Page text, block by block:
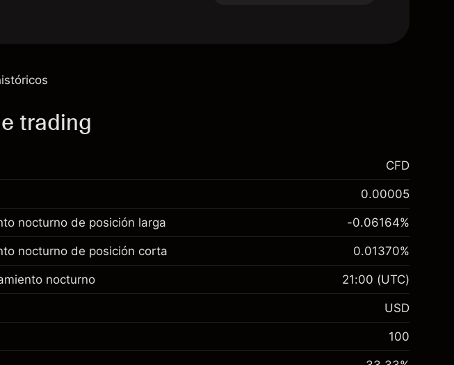
trading
está disponible para
sobre:
CFD
0.00005
nocturno de posición larga -0.06164%
nocturno de posición corta 0.01370%
nocturno 21:00 (UTC)
USD
100